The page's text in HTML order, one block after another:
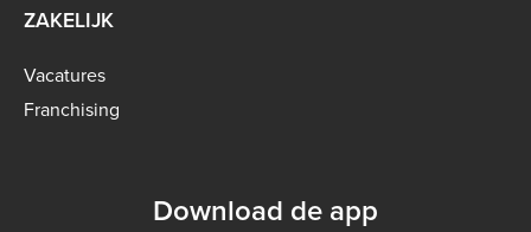
ZAKELIJK
Vacatures
Franchising
Download de app